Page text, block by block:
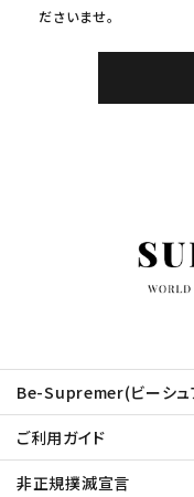
ださいませ。
Be-Supremer(ビーシュ
ご利用ガイド
非正規撲滅宣言